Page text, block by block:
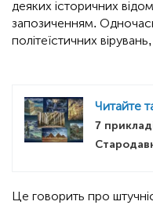
деяких історичних
запозиченням.
політеїстичних
Читайте
7
Це говорить про